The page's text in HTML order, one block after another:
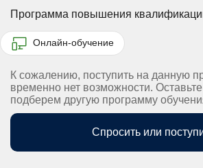
Программа повышения
Онлайн-обучение
К сожалению, поступить на данную
временно нет возможности.
подберем другую программу
Спросить или